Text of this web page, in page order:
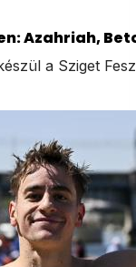
Azahriah,
a Sziget